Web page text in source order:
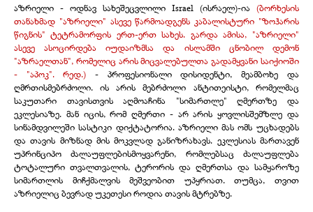
აზრიელი - ოდნავ სახეშეცვლილი Israel (ისრაელ)-ია (ბორხესის
თანახმად "აზრიელი" ასევე წარმოადგენს კაბალისტური "ზოჰარის
წიგნის" ტეტრამორფის ერთ-ერთ სახეს. გარდა ამისა, "აზრიელი"
ასევე ასოცირდება იუდაიზმსა და ისლამში ცნობილ დემონ
"აზრაელთან", რომელიც არის მიცვალებულთა გადამყვანი საიქიოში
- "აპოკ". რედ.)
- პროფესიონალი დისიდენტი, მეამბოხე და
ღმრთისმებრძოლი. ის არის მებრძოლი ანტითეისტი, რომელმაც
საკუთარი თავისთვის აღმოაჩინა "სიმართლე" ღმერთზე და
ეკლესიაზე. მან იცის, რომ ღმერთი - არ არის ყოვლისშემზლე და
სინამდვილეში სასტიკი დიქტატორია. აზრიელი მას ომს უცხადებს
და თავის მიზნად მის მოკვლად განიზრახავს. ეკლესიას მართავენ
უპრინციპო ძალაუფლებისმოყვარენი, რომლებსაც ძალაუფლება
ტოტალური თვალთვალის, ტერორის და ღმერთსა და სამყაროზე
სიმართლის მიჩქმალვის მეშვეობით უპყრიათ. თუმცა, თვით
აზრიელიც ბევრად უკეთესი როდია თავის მტრებზე.